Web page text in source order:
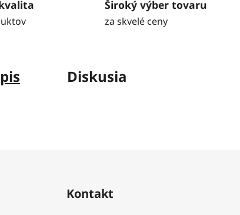
Široký výber tovaru
za skvelé ceny
Diskusia
Kontakt